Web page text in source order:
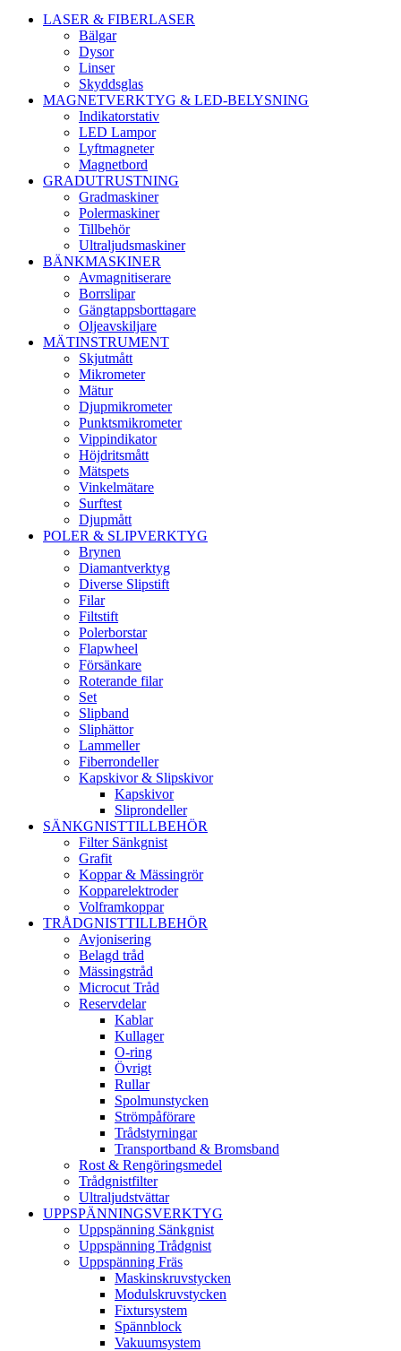
LASER & FIBERLASER
Bälgar
Dysor
Linser
Skyddsglas
MAGNETVERKTYG & LED-BELYSNING
Indikatorstativ
LED Lampor
Lyftmagneter
Magnetbord
GRADUTRUSTNING
Gradmaskiner
Polermaskiner
Tillbehör
Ultraljudsmaskiner
BÄNKMASKINER
Avmagnitiserare
Borrslipar
Gängtappsborttagare
Oljeavskiljare
MÄTINSTRUMENT
Skjutmått
Mikrometer
Mätur
Djupmikrometer
Punktsmikrometer
Vippindikator
Höjdritsmått
Mätspets
Vinkelmätare
Surftest
Djupmått
POLER & SLIPVERKTYG
Brynen
Diamantverktyg
Diverse Slipstift
Filar
Filtstift
Polerborstar
Flapwheel
Försänkare
Roterande filar
Set
Slipband
Sliphättor
Lammeller
Fiberrondeller
Kapskivor & Slipskivor
Kapskivor
Sliprondeller
SÄNKGNISTTILLBEHÖR
Filter Sänkgnist
Grafit
Koppar & Mässingrör
Kopparelektroder
Volframkoppar
TRÅDGNISTTILLBEHÖR
Avjonisering
Belagd tråd
Mässingstråd
Microcut Tråd
Reservdelar
Kablar
Kullager
O-ring
Övrigt
Rullar
Spolmunstycken
Strömpåförare
Trådstyrningar
Transportband & Bromsband
Rost & Rengöringsmedel
Trådgnistfilter
Ultraljudstvättar
UPPSPÄNNINGSVERKTYG
Uppspänning Sänkgnist
Uppspänning Trådgnist
Uppspänning Fräs
Maskinskruvstycken
Modulskruvstycken
Fixtursystem
Spännblock
Vakuumsystem